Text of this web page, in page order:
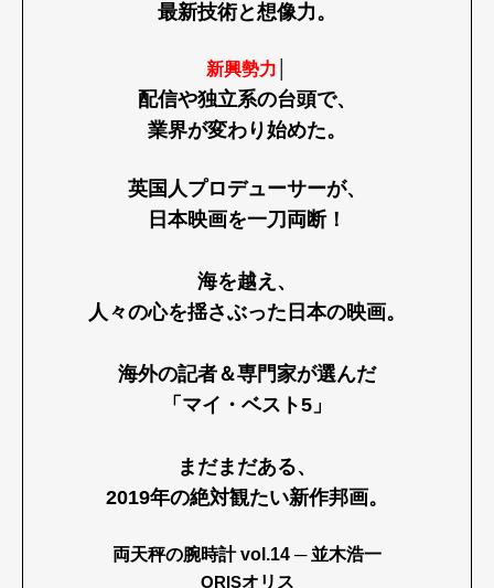
Pen Membership
Magazine
Official Columnist
About
Pen Meet
Pen international Pen tw
最新技術と想像力。
新興勢力
配信や独立系の台頭で、
業界が変わり始めた。
英国人プロデューサーが、
日本映画を一刀両断！
海を越え、
人々の心を揺さぶった日本の映画。
海外の記者＆専門家が選んだ
「マイ・ベスト5」
まだまだある、
2019年の絶対観たい新作邦画。
両天秤の腕時計 vol.14 ─ 並木浩一
ORISオリス